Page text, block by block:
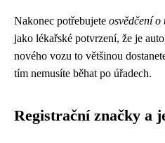
Nakonec potřebujete osvědčení o
jako lékařské potvrzení, že je
nového vozu to většinou
tím nemusíte běhat po úřadech.
Registrační značky a